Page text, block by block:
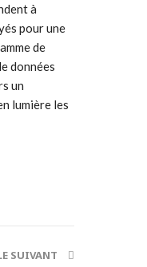
à
pour une
de
données
un
lumière les
SUIVANT